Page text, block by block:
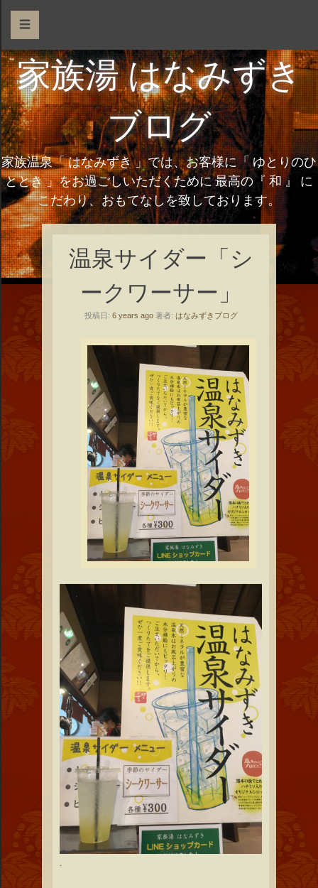
☰
家族湯 はなみずき
ブログ
家族温泉「 はなみずき 」では、お客様に「 ゆとりのひ
ととき 」をお過ごしいただくために 最高の『 和 』 に
こだわり、おもてなしを致しております。
温泉サイダー「シ
ークワーサー」
投稿日: 6 years ago 著者: はなみずきブログ
.